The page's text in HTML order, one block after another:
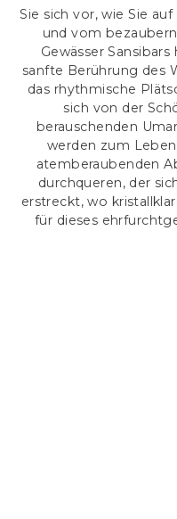
Sie sich vor, wie Sie
und vom
Gewässer
sanfte Berührung des
das rhythmische
sich von der
berauschenden
werden zum
atemberaubenden
durchqueren, der
erstreckt, wo
für dieses